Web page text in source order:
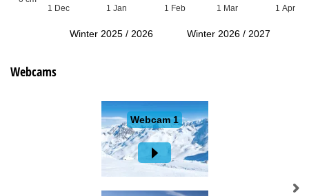
1 Dec 1 Jan 1 Feb 1 Mar 1 Apr
Winter 2025 / 2026 Winter 2026 / 2027
Webcams